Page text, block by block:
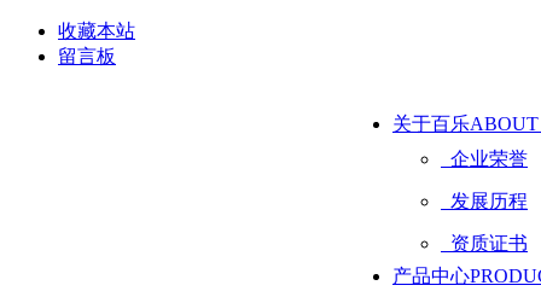
收藏本站
留言板
关于百乐ABOUT
企业荣誉
发展历程
资质证书
产品中心